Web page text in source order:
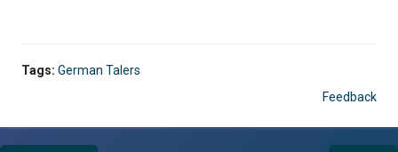
Tags: German Talers
Feedback